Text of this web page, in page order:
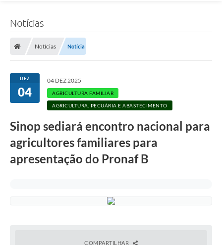
Notícias
Notícias Notícia
DEZ
04
04 DEZ 2025
AGRICULTURA FAMILIAR
AGRICULTURA, PECUÁRIA E ABASTECIMENTO
Sinop sediará encontro nacional para
agricultores familiares para
apresentação do Pronaf B
COMPARTILHAR